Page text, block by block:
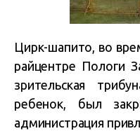
Цирк-шапито, во
райцентре Пологи
зрительская
ребенок, был
администрация